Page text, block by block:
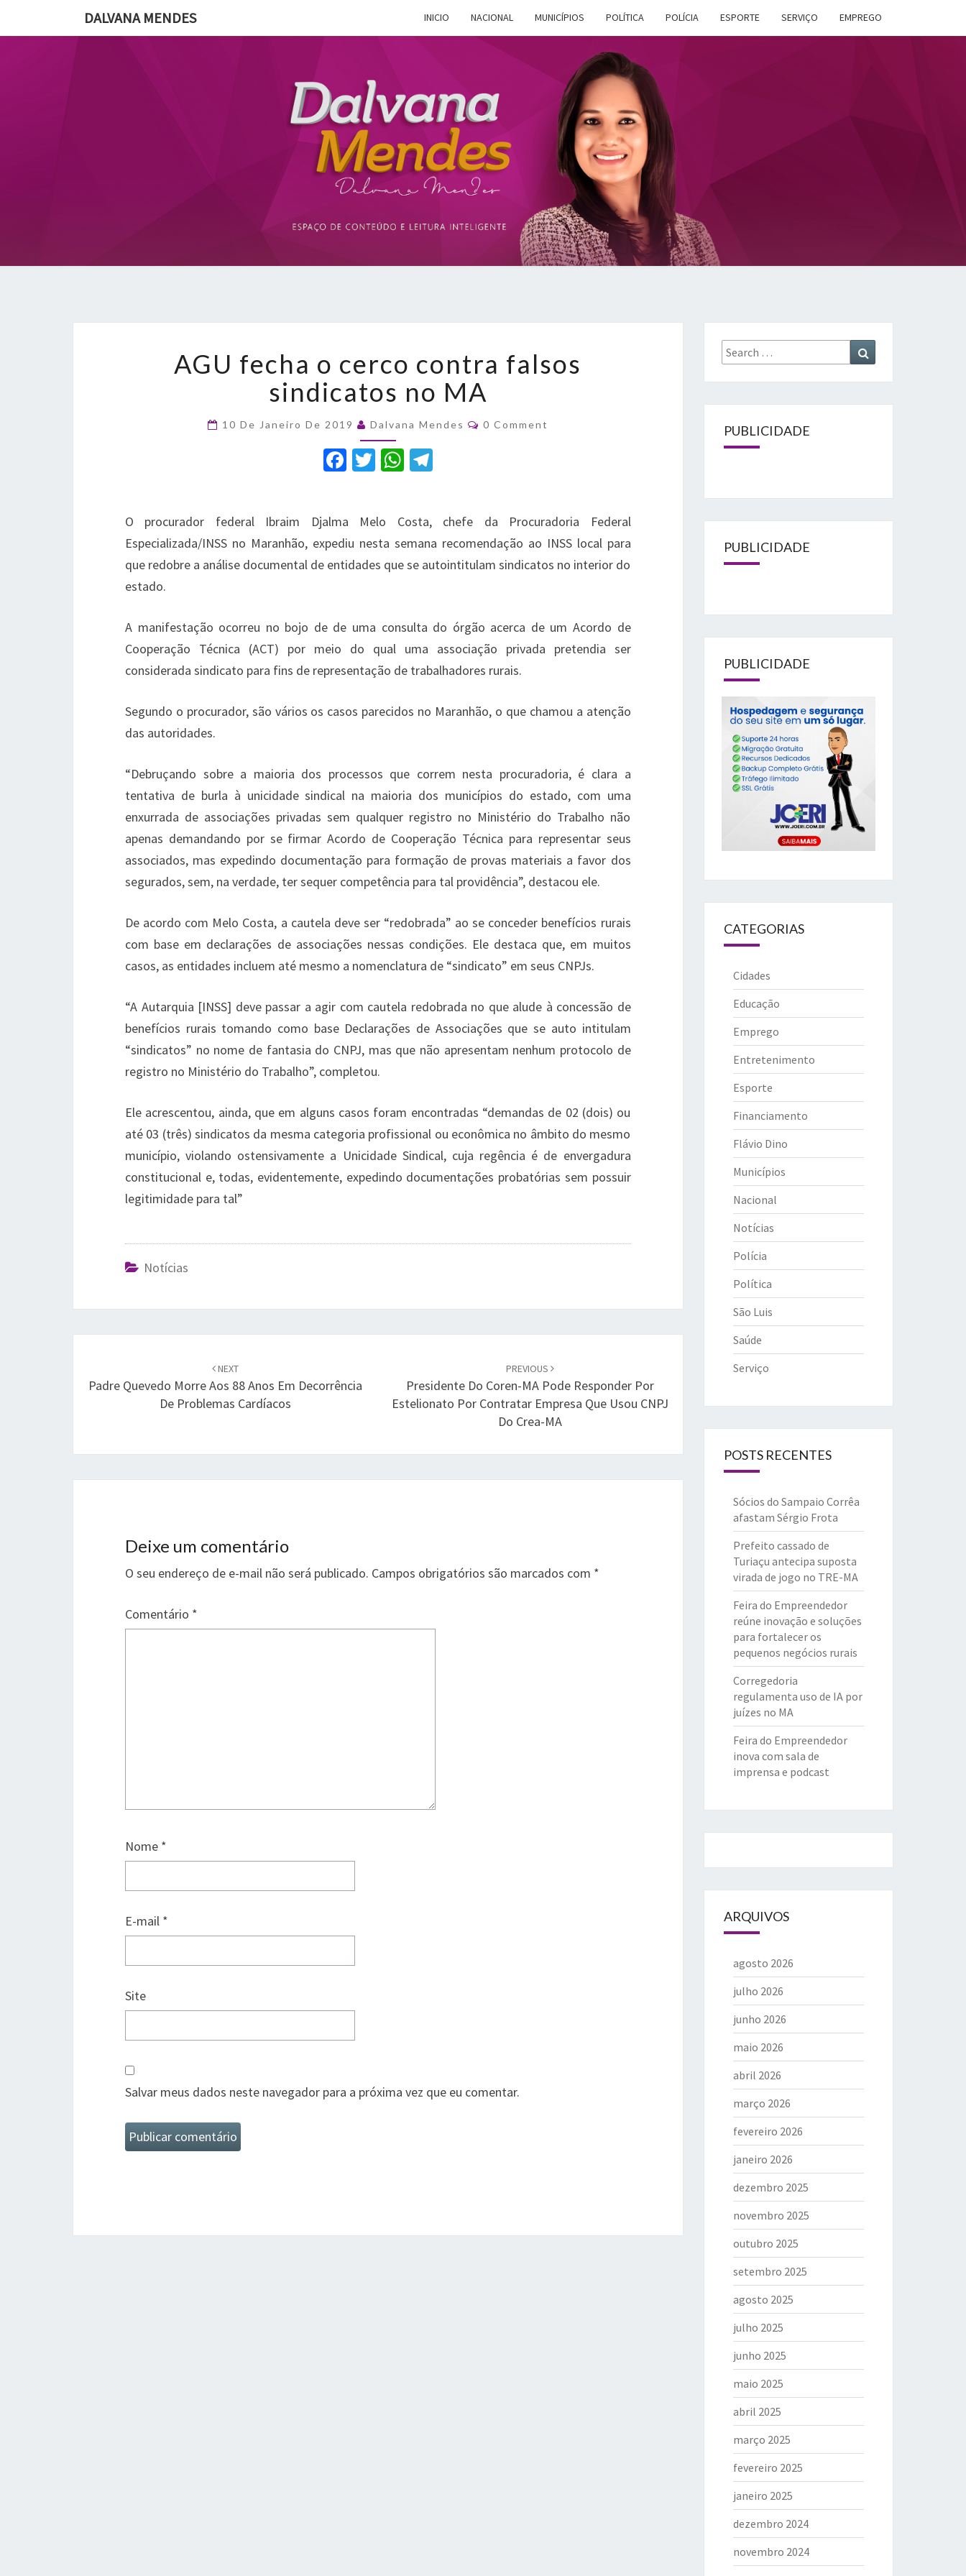
DALVANA MENDES INICIO NACIONAL MUNICÍPIOS POLÍTICA POLÍCIA ESPORTE SERVIÇO EMPREGO
DALVANA
MENDES
Espaço De
Conteúdo E
Inteligente
fecha
cerco
falsos
sindicatos
no
AGU fecha o cerco contra falsos
sindicatos no MA
10 De Janeiro De 2019 Dalvana Mendes Comments
0 Comment
F
e
b
o
k
T
te
r
W
s
A
p
gr
a
m
O procurador federal Ibraim Djalma Melo Costa, chefe da Procuradoria Federal
Especializada/INSS no Maranhão, expediu nesta semana recomendação ao INSS local para
que redobre a análise documental de entidades que se autointitulam sindicatos no interior do
estado.
A manifestação ocorreu no bojo de de uma consulta do órgão acerca de um Acordo de
Cooperação Técnica (ACT) por meio do qual uma associação privada pretendia ser
considerada sindicato para fins de representação de trabalhadores rurais.
Segundo o procurador, são vários os casos parecidos no Maranhão, o que chamou a atenção
das autoridades.
“Debruçando sobre a maioria dos processos que correm nesta procuradoria, é clara a
tentativa de burla à unicidade sindical na maioria dos municípios do estado, com uma
enxurrada de associações privadas sem qualquer registro no Ministério do Trabalho não
apenas demandando por se firmar Acordo de Cooperação Técnica para representar seus
associados, mas expedindo documentação para formação de provas materiais a favor dos
segurados, sem, na verdade, ter sequer competência para tal providência”, destacou ele.
De acordo com Melo Costa, a cautela deve ser “redobrada” ao se conceder benefícios rurais
com base em declarações de associações nessas condições. Ele destaca que, em muitos
casos, as entidades incluem até mesmo a nomenclatura de “sindicato” em seus CNPJs.
“A Autarquia [INSS] deve passar a agir com cautela redobrada no que alude à concessão de
benefícios rurais tomando como base Declarações de Associações que se auto intitulam
“sindicatos” no nome de fantasia do CNPJ, mas que não apresentam nenhum protocolo de
registro no Ministério do Trabalho”, completou.
Ele acrescentou, ainda, que em alguns casos foram encontradas “demandas de 02 (dois) ou
até 03 (três) sindicatos da mesma categoria profissional ou econômica no âmbito do mesmo
município, violando ostensivamente a Unicidade Sindical, cuja regência é de envergadura
constitucional e, todas, evidentemente, expedindo documentações probatórias sem possuir
legitimidade para tal”
Notícias
NEXT
Padre Quevedo Morre Aos 88 Anos Em Decorrência
De Problemas Cardíacos
PREVIOUS
Presidente Do Coren-MA Pode Responder Por
Estelionato Por Contratar Empresa Que Usou CNPJ
Do Crea-MA
Deixe um comentário
O seu endereço de e-mail não será publicado. Campos obrigatórios são marcados com *
Comentário *
Nome *
E-mail *
Site
Salvar meus dados neste navegador para a próxima vez que eu comentar.
Search
for:
PUBLICIDADE
PUBLICIDADE
PUBLICIDADE
CATEGORIAS
Cidades
Educação
Emprego
Entretenimento
Esporte
Financiamento
Flávio Dino
Municípios
Nacional
Notícias
Polícia
Política
São Luis
Saúde
Serviço
POSTS RECENTES
Sócios do Sampaio Corrêa
afastam Sérgio Frota
Prefeito cassado de
Turiaçu antecipa suposta
virada de jogo no TRE-MA
Feira do Empreendedor
reúne inovação e soluções
para fortalecer os
pequenos negócios rurais
Corregedoria
regulamenta uso de IA por
juízes no MA
Feira do Empreendedor
inova com sala de
imprensa e podcast
ARQUIVOS
agosto 2026
julho 2026
junho 2026
maio 2026
abril 2026
março 2026
fevereiro 2026
janeiro 2026
dezembro 2025
novembro 2025
outubro 2025
setembro 2025
agosto 2025
julho 2025
junho 2025
maio 2025
abril 2025
março 2025
fevereiro 2025
janeiro 2025
dezembro 2024
novembro 2024